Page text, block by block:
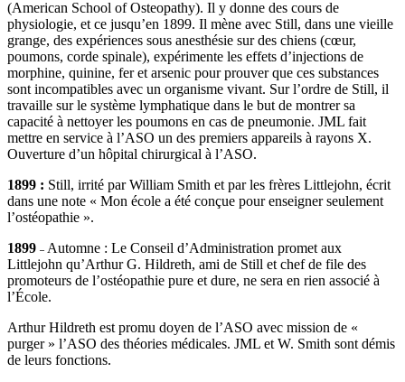
(American School of Osteopathy). Il y donne des cours de
physiologie, et ce jusqu’en 1899. Il mène avec Still, dans une vieille
grange, des expériences sous anesthésie sur des chiens (cœur,
poumons, corde spinale), expérimente les effets d’injections de
morphine, quinine, fer et arsenic pour prouver que ces substances
sont incompatibles avec un organisme vivant. Sur l’ordre de Still, il
travaille sur le système lymphatique dans le but de montrer sa
capacité à nettoyer les poumons en cas de pneumonie. JML fait
mettre en service à l’ASO un des premiers appareils à rayons X.
Ouverture d’un hôpital chirurgical à l’ASO.
1899 : Still, irrité par William Smith et par les frères Littlejohn, écrit
dans une note « Mon école a été conçue pour enseigner seulement
l’ostéopathie ».
1899 – Automne : Le Conseil d’Administration promet aux
Littlejohn qu’Arthur G. Hildreth, ami de Still et chef de file des
promoteurs de l’ostéopathie pure et dure, ne sera en rien associé à
l’École.
Arthur Hildreth est promu doyen de l’ASO avec mission de «
purger » l’ASO des théories médicales. JML et W. Smith sont démis
de leurs fonctions.